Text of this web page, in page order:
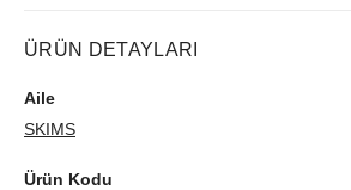
ÜRÜN DETAYLARI
Aile
SKIMS
Ürün Kodu